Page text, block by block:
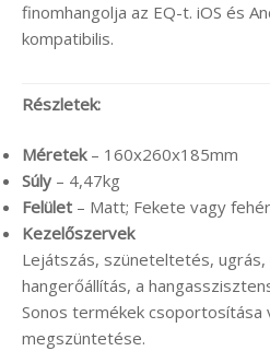
finomhangolja az EQ-t. iOS és
kompatibilis.
Részletek:
Méretek– 160x260x185mm
Súly – 4,47kg
Felület – Matt; Fekete vagy
Kezelőszervek
Lejátszás, szüneteltetés, ugrás,
hangerőállítás, a
Sonos termékek csoportosítása
megszüntetése.